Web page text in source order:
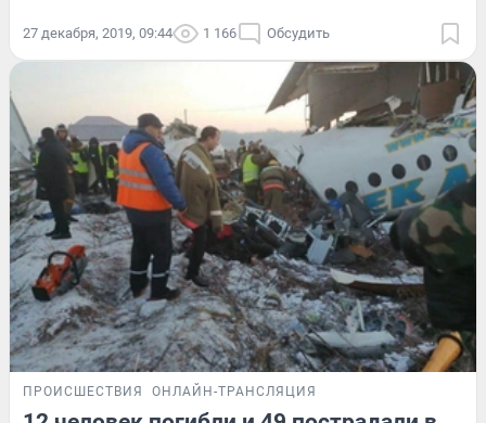
27 декабря, 2019, 09:44 1 166 Обсудить
ПРОИСШЕСТВИЯ ОНЛАЙН-ТРАНСЛЯЦИЯ